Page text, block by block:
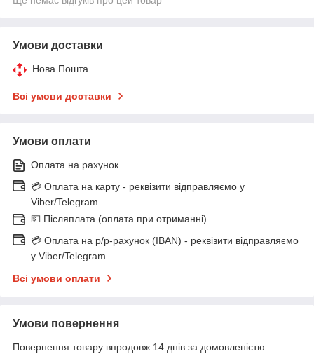
Умови доставки
Нова Пошта
Всі умови доставки
Умови оплати
Оплата на рахунок
💳 Оплата на карту - реквізити відправляємо у
Viber/Telegram
💵 Післяплата (оплата при отриманні)
💳 Оплата на р/р-рахунок (IBAN) - реквізити відправляємо
у Viber/Telegram
Всі умови оплати
Умови повернення
Повернення товару впродовж 14 днів за домовленістю